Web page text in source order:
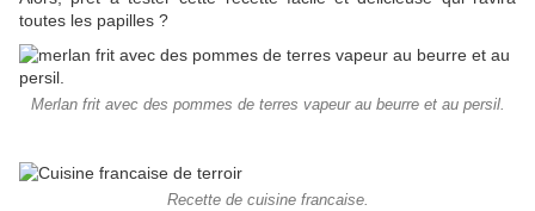
toutes les papilles ?
Merlan frit avec des pommes de terres vapeur au beurre et au persil.
Recette de cuisine francaise.